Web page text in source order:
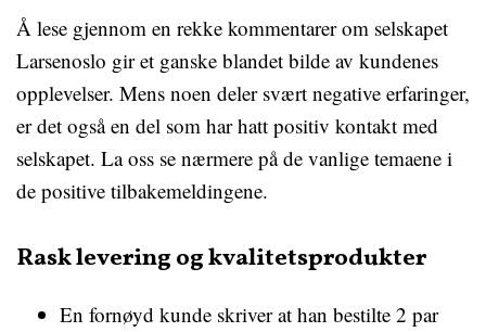
Å lese gjennom en rekke kommentarer om selskapet
Larsenoslo gir et ganske blandet bilde av kundenes
opplevelser. Mens noen deler svært negative erfaringer,
er det også en del som har hatt positiv kontakt med
selskapet. La oss se nærmere på de vanlige temaene i
de positive tilbakemeldingene.
Rask levering og kvalitetsprodukter
En fornøyd kunde skriver at han bestilte 2 par